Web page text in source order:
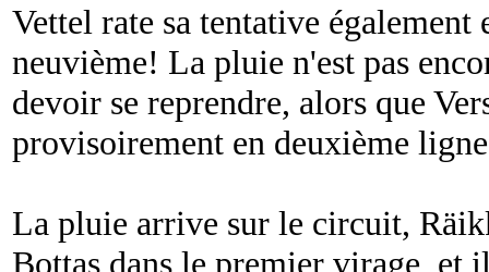
Vettel rate sa tentative
neuvième! La pluie n'est pas
devoir se reprendre, alors que
provisoirement en deuxième
La pluie arrive sur le circuit,
Bottas dans le premier virage, et